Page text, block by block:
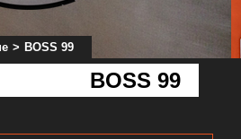
> BOSS 99
BOSS 99